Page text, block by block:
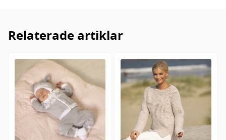
Relaterade artiklar